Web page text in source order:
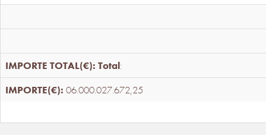
Total:
06.000.027.672,25